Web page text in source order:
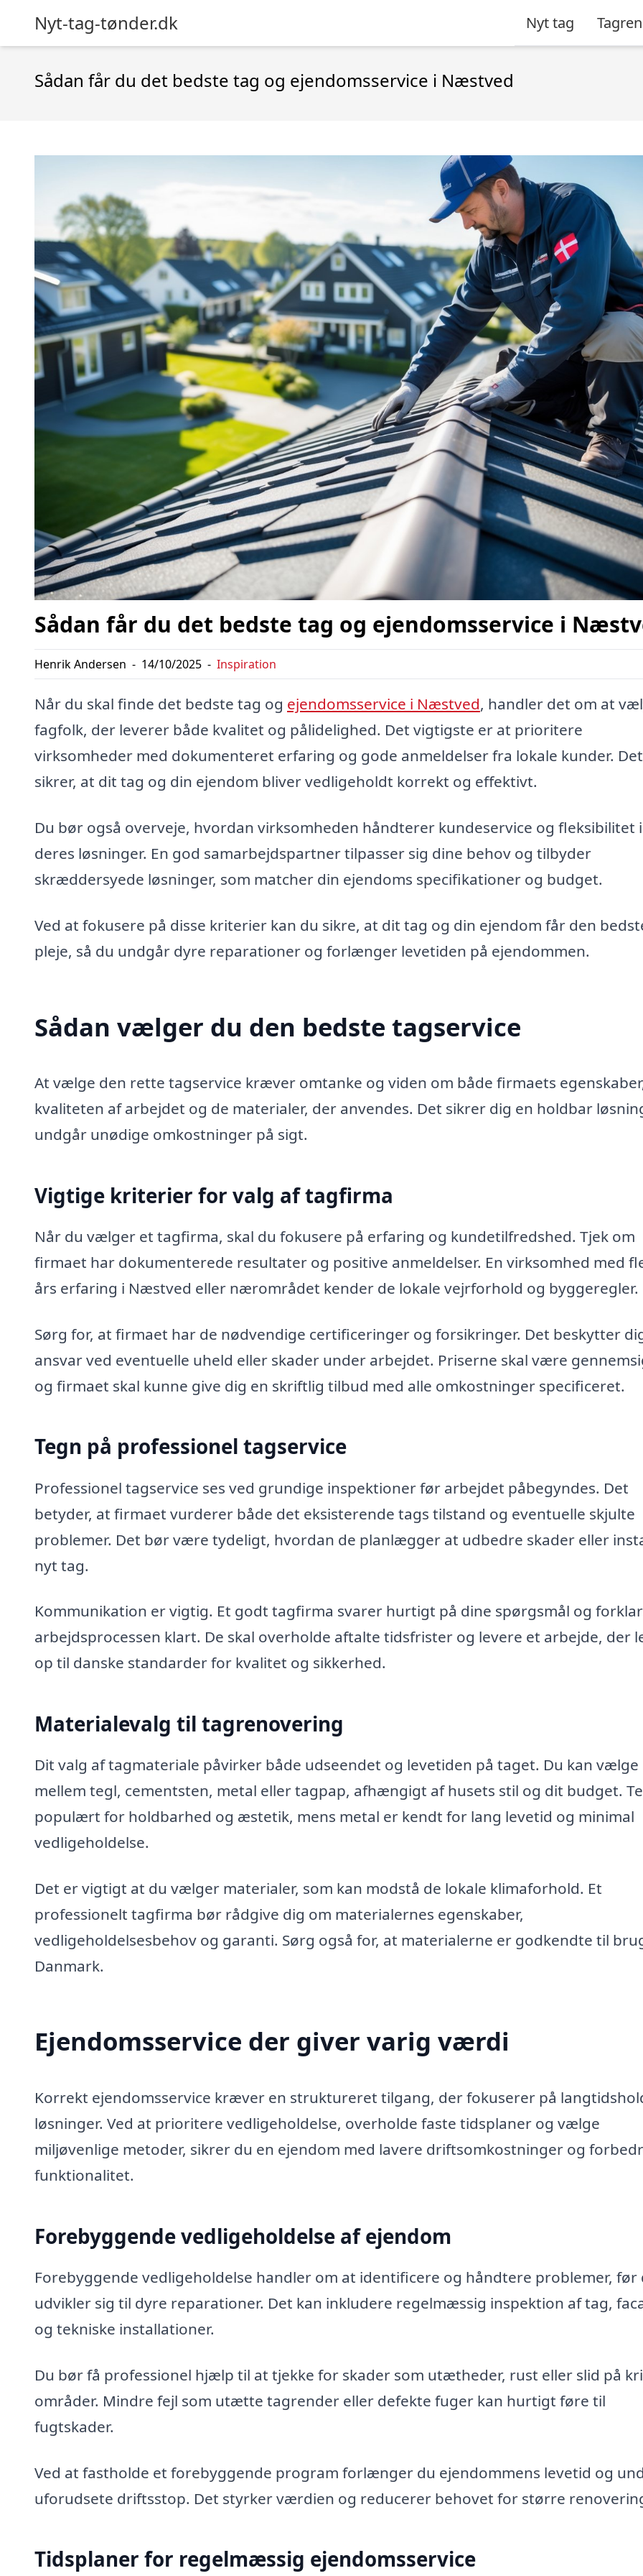
Nyt-tag-tønder.dk Nyt tag
Sådan får du det bedste tag og ejendomsservice i Næstved
Sådan får du det bedste tag og ejendomsservice i
Henrik Andersen - 14/10/2025 - Inspiration
Når du skal finde det bedste tag og ejendomsservice i Næstved, handler det om at
fagfolk, der leverer både kvalitet og pålidelighed. Det vigtigste er at prioritere
virksomheder med dokumenteret erfaring og gode anmeldelser fra lokale kunder. Det
sikrer, at dit tag og din ejendom bliver vedligeholdt korrekt og effektivt.
Du bør også overveje, hvordan virksomheden håndterer kundeservice og fleksibilitet i
deres løsninger. En god samarbejdspartner tilpasser sig dine behov og tilbyder
skræddersyede løsninger, som matcher din ejendoms specifikationer og budget.
Ved at fokusere på disse kriterier kan du sikre, at dit tag og din ejendom får den
pleje, så du undgår dyre reparationer og forlænger levetiden på ejendommen.
Sådan vælger du den bedste tagservice
At vælge den rette tagservice kræver omtanke og viden om både firmaets
kvaliteten af arbejdet og de materialer, der anvendes. Det sikrer dig en holdbar
undgår unødige omkostninger på sigt.
Vigtige kriterier for valg af tagfirma
Når du vælger et tagfirma, skal du fokusere på erfaring og kundetilfredshed. Tjek om
firmaet har dokumenterede resultater og positive anmeldelser. En virksomhed med
års erfaring i Næstved eller nærområdet kender de lokale vejrforhold og byggeregler.
Sørg for, at firmaet har de nødvendige certificeringer og forsikringer. Det beskytter
ansvar ved eventuelle uheld eller skader under arbejdet. Priserne skal være
og firmaet skal kunne give dig en skriftlig tilbud med alle omkostninger specificeret.
Tegn på professionel tagservice
Professionel tagservice ses ved grundige inspektioner før arbejdet påbegyndes. Det
betyder, at firmaet vurderer både det eksisterende tags tilstand og eventuelle skjulte
problemer. Det bør være tydeligt, hvordan de planlægger at udbedre skader eller
nyt tag.
Kommunikation er vigtig. Et godt tagfirma svarer hurtigt på dine spørgsmål og
arbejdsprocessen klart. De skal overholde aftalte tidsfrister og levere et arbejde, der
op til danske standarder for kvalitet og sikkerhed.
Materialevalg til tagrenovering
Dit valg af tagmateriale påvirker både udseendet og levetiden på taget. Du kan vælge
mellem tegl, cementsten, metal eller tagpap, afhængigt af husets stil og dit budget.
populært for holdbarhed og æstetik, mens metal er kendt for lang levetid og minimal
vedligeholdelse.
Det er vigtigt at du vælger materialer, som kan modstå de lokale klimaforhold. Et
professionelt tagfirma bør rådgive dig om materialernes egenskaber,
vedligeholdelsesbehov og garanti. Sørg også for, at materialerne er godkendte til
Danmark.
Ejendomsservice der giver varig værdi
Korrekt ejendomsservice kræver en struktureret tilgang, der fokuserer på
løsninger. Ved at prioritere vedligeholdelse, overholde faste tidsplaner og vælge
miljøvenlige metoder, sikrer du en ejendom med lavere driftsomkostninger og
funktionalitet.
Forebyggende vedligeholdelse af ejendom
Forebyggende vedligeholdelse handler om at identificere og håndtere problemer, før
udvikler sig til dyre reparationer. Det kan inkludere regelmæssig inspektion af tag,
og tekniske installationer.
Du bør få professionel hjælp til at tjekke for skader som utætheder, rust eller slid på
områder. Mindre fejl som utætte tagrender eller defekte fuger kan hurtigt føre til
fugtskader.
Ved at fastholde et forebyggende program forlænger du ejendommens levetid og
uforudsete driftsstop. Det styrker værdien og reducerer behovet for større
Tidsplaner for regelmæssig ejendomsservice